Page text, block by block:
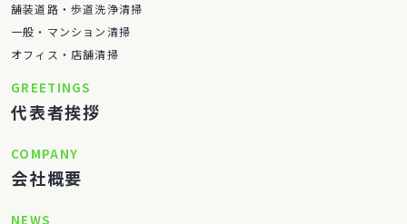
舗装道路・歩道洗浄清掃
一般・マンション清掃
オフィス・店舗清掃
GREETINGS
代表者挨拶
COMPANY
会社概要
NEWS